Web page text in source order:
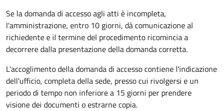
Se la domanda di accesso agli atti è incompleta,
l'amministrazione, entro 10 giorni, dà comunicazione al
richiedente e il termine del procedimento ricomincia a
decorrere dalla presentazione della domanda corretta.
L'accoglimento della domanda di accesso contiene l'indicazione
dell'ufficio, completa della sede, presso cui rivolgersi e un
periodo di tempo non inferiore a 15 giorni per prendere
visione dei documenti o estrarne copia.